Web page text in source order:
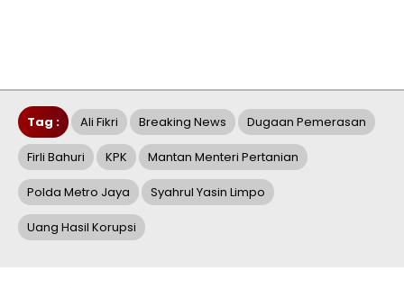
Tag : Ali Fikri Breaking News Dugaan Pemerasan
Firli Bahuri KPK Mantan Menteri Pertanian
Polda Metro Jaya Syahrul Yasin Limpo
Uang Hasil Korupsi